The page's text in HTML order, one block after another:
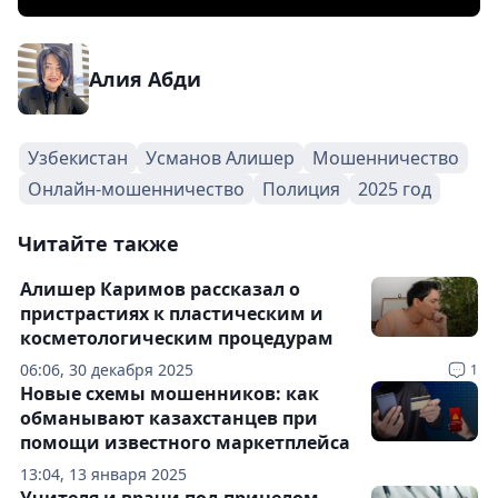
Алия Абди
Узбекистан Усманов Алишер
Мошенничество
Онлайн-мошенничество
Полиция 2025 год
Читайте также
06:06, 30 декабря 2025 1
Алишер Каримов рассказал о
пристрастиях к пластическим и
косметологическим процедурам
13:04, 13 января 2025
Новые схемы мошенников: как
обманывают казахстанцев при
помощи известного маркетплейса